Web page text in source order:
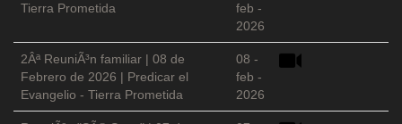
Tierra Prometida
feb -
2026
2Âª ReuniÃ³n familiar | 08 de
Febrero de 2026 | Predicar el
Evangelio - Tierra Prometida
08 -
feb -
2026